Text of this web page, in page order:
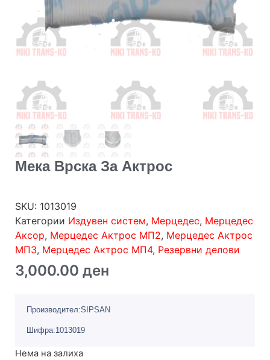
Мека Врска За Актрос
SKU: 1013019
Категории Издувен систем, Мерцедес, Мерцедес
Аксор, Мерцедес Актрос МП2, Мерцедес Актрос
МП3, Мерцедес Актрос МП4, Резервни делови
3,000.00 ден
Производител:SIPSAN
Шифра:1013019
Нема на залиха